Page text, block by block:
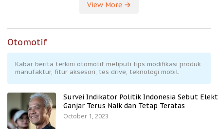
View More
Otomotif
Kabar berita terkini otomotif meliputi tips modifikasi produk
manufaktur, fitur aksesori, tes drive, teknologi mobil.
Survei Indikator Politik Indonesia Sebut
Ganjar Terus Naik dan Tetap Teratas
October 1, 2023